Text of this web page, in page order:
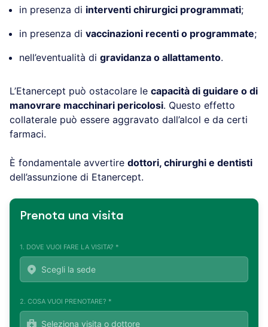
in presenza di interventi chirurgici programmati;
in presenza di vaccinazioni recenti o programmate;
nell’eventualità di gravidanza o allattamento.
L’Etanercept può ostacolare le capacità di guidare o di
manovrare macchinari pericolosi. Questo effetto
collaterale può essere aggravato dall’alcol e da certi
farmaci.
È fondamentale avvertire dottori, chirurghi e dentisti
dell’assunzione di Etanercept.
Prenota una visita
1. DOVE VUOI FARE LA VISITA? *
2. COSA VUOI PRENOTARE? *